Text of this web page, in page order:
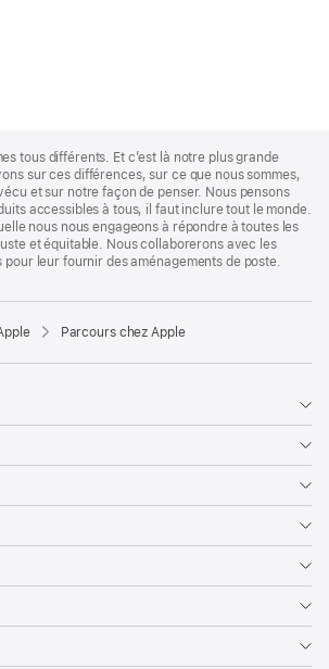
tous différents. Et c’est là notre plus grande
sur ces différences, sur ce que nous sommes,
et sur notre façon de penser. Nous pensons
accessibles à tous, il faut inclure tout le monde.
nous nous engageons à répondre à toutes les
et équitable. Nous collaborerons avec les
leur fournir des aménagements de poste.
Parcours chez Apple